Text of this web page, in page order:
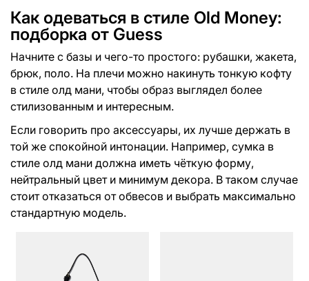
Как одеваться в стиле Old Money:
подборка от Guess
Начните с базы и чего-то простого: рубашки, жакета,
брюк, поло. На плечи можно накинуть тонкую кофту
в стиле олд мани, чтобы образ выглядел более
стилизованным и интересным.
Если говорить про аксессуары, их лучше держать в
той же спокойной интонации. Например, сумка в
стиле олд мани должна иметь чёткую форму,
нейтральный цвет и минимум декора. В таком случае
стоит отказаться от обвесов и выбрать максимально
стандартную модель.